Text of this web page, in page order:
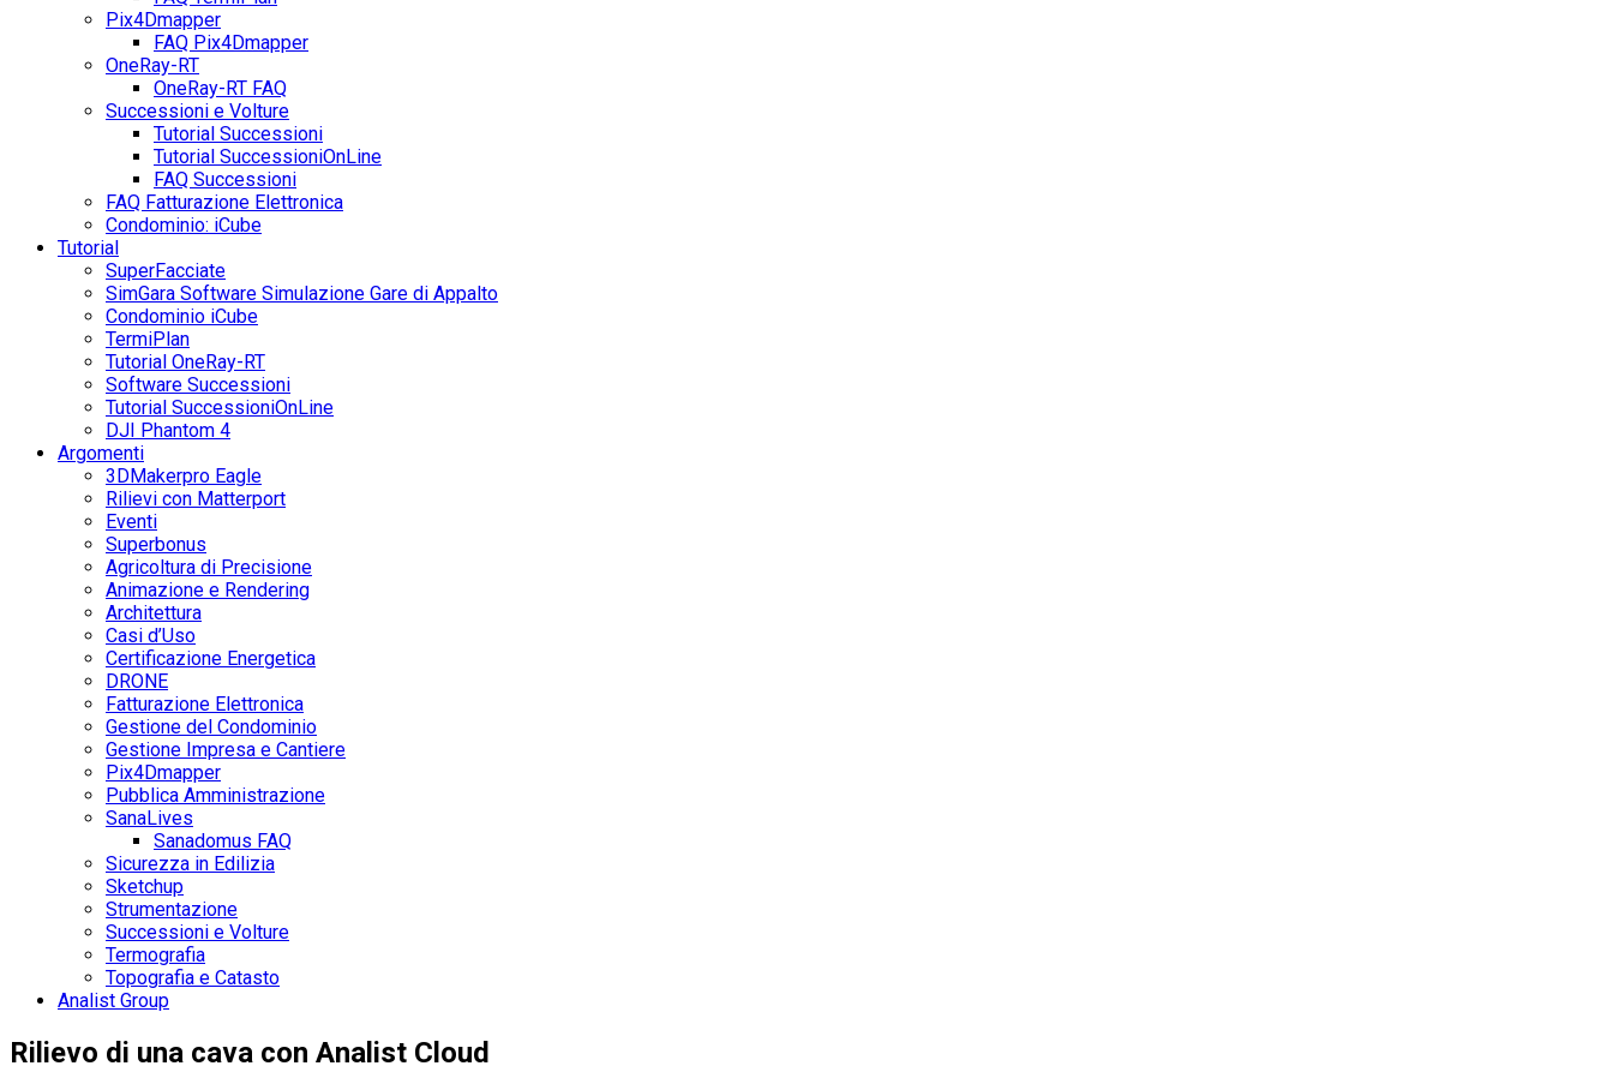
Pix4Dmapper
FAQ Pix4Dmapper
OneRay-RT
OneRay-RT FAQ
Successioni e Volture
Tutorial Successioni
Tutorial SuccessioniOnLine
FAQ Successioni
FAQ Fatturazione Elettronica
Condominio: iCube
Tutorial
SuperFacciate
SimGara Software Simulazione Gare di Appalto
Condominio iCube
TermiPlan
Tutorial OneRay-RT
Software Successioni
Tutorial SuccessioniOnLine
DJI Phantom 4
Argomenti
3DMakerpro Eagle
Rilievi con Matterport
Eventi
Superbonus
Agricoltura di Precisione
Animazione e Rendering
Architettura
Casi d’Uso
Certificazione Energetica
DRONE
Fatturazione Elettronica
Gestione del Condominio
Gestione Impresa e Cantiere
Pix4Dmapper
Pubblica Amministrazione
SanaLives
Sanadomus FAQ
Sicurezza in Edilizia
Sketchup
Strumentazione
Successioni e Volture
Termografia
Topografia e Catasto
Analist Group
Rilievo di una cava con Analist Cloud